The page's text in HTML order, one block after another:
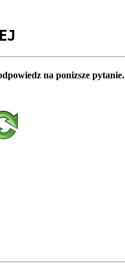
na ponizsze pytanie.